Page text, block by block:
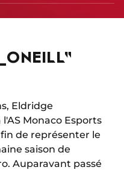
Eldridge
l'AS Monaco Esports
de représenter le
saison de
Auparavant passé